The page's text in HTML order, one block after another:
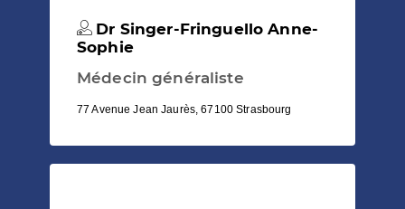
Dr Singer-Fringuello Anne-
Sophie
Médecin généraliste
77 Avenue Jean Jaurès, 67100 Strasbourg